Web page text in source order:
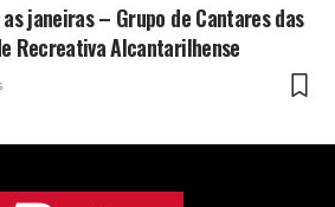
janeiras – Grupo de Cantares das
Recreativa Alcantarilhense